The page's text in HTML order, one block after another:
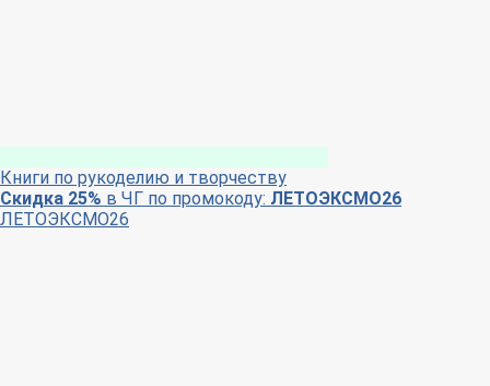
Книги по рукоделию и творчеству
Скидка 25% в ЧГ по промокоду: ЛЕТОЭКСМО26
ЛЕТОЭКСМО26